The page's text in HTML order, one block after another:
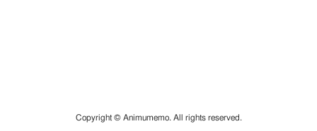
Copyright © Animumemo. All rights reserved.